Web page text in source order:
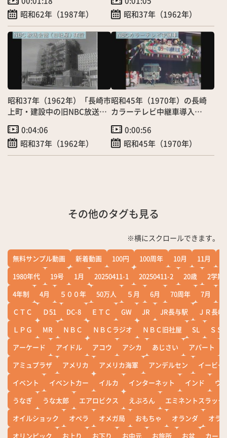
（9/7）
昭和62年（1987年）
昭和37年（1962年）
昭和37年（1962年）「長崎市
上町・建設中の旧NBC放送会
0:04:06
昭和37年（1962年）
昭和45年（1970年）の長崎
カラーテレビ中継車導入
0:00:56
昭和45年（1970年）
その他のタグも見る
※横にスクロールできます。
無料サンプル動画 新着動画 100円 100周年 10月 11月
1980年代
19号 1月 20250411-1 20250411-2 20歳
2学期
4年制
4月 ５００年 50万人 ５月 6月 70周年 7月
ＣＴＣ
Ｄ51 DC-8 ＥＴＣ GW JR JR長与駅
ＪＲ長崎
ＬＰＧ
MR ＮＢＣ ＮＢＣラジオ ＮＢＣ旧社屋 SL
ＳＳ
アーケード
アイドル アコウ アシカ あじさい アパート
アミュプラザ
アメリカ アメリカ海軍 アンデルセン
イービー
イベント
イベントカー イルカ インターネット インド
ウ
うなぎ
うな太郎 エアロビクス えぷろん
エミネントスラック
オイルショック
オペラ オメガ局 おもちゃ オランダ
オラ
オリンピック
お上り お下り お中元 お旅所 お盆
カー